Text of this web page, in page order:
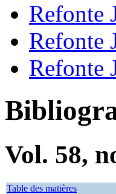
Refonte
Refonte
Refonte
Vol. 58,
Table des matières